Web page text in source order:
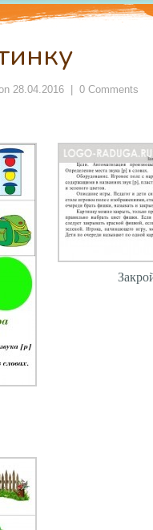
28.04.2016 0 Comments